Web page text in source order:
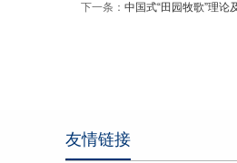
下一条： 中国式“田园牧歌”理论
友情链接